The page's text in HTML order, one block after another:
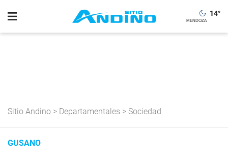
14°
Sitio Andino > Departamentales > Sociedad
GUSANO